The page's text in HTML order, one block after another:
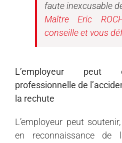
faute inexcusable
Maître Eric
conseille et vous
L’employeur peut
professionnelle de
la rechute
L’employeur peut
en reconnaissance de